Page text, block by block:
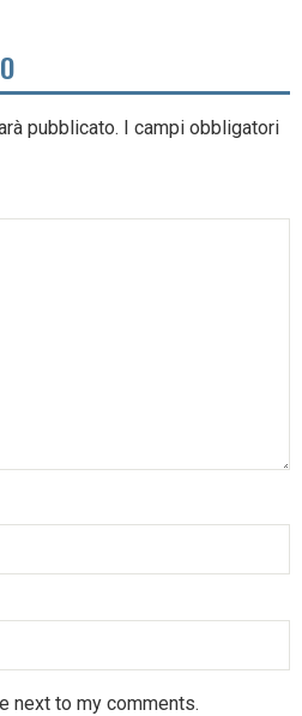
pubblicato. I campi obbligatori
next to my comments.